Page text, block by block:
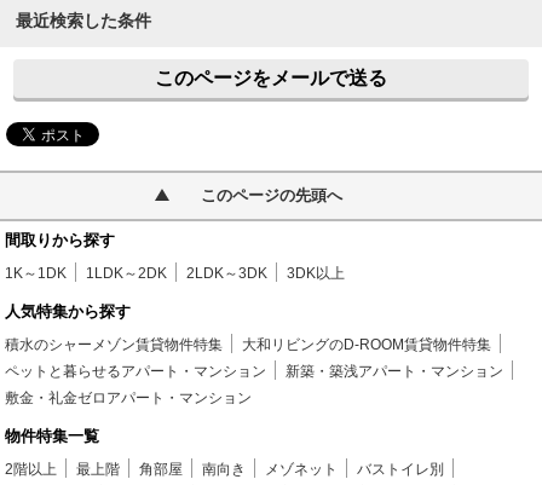
最近検索した条件
このページをメールで送る
このページの先頭へ
間取りから探す
1K～1DK 1LDK～2DK 2LDK～3DK 3DK以上
人気特集から探す
積水のシャーメゾン賃貸物件特集
大和リビングのD-ROOM賃貸物件特集
ペットと暮らせるアパート・マンション
新築・築浅アパート・マンション
敷金・礼金ゼロアパート・マンション
物件特集一覧
2階以上 最上階 角部屋 南向き メゾネット
バストイレ別